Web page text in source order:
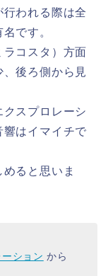
われる際は全
です。
コスタ）方面
後ろ側から見
スプロレーシ
響はイマイチで
ると思いま
ション から